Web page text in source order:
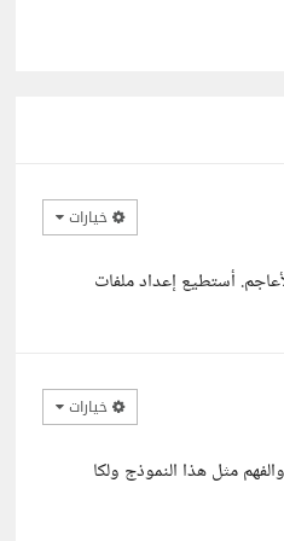
خيارات
أستطيع إعداد ملفات
خيارات
مثل هذا النموذج ولكا